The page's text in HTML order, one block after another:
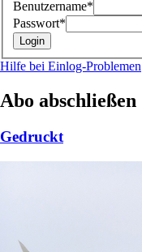
Benutzername*
Passwort*
Hilfe bei Einlog-Problemen
Abo abschließen
Gedruckt